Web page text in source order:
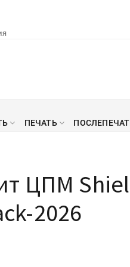
ПЕЧАТЬ
ЦПМ
2026